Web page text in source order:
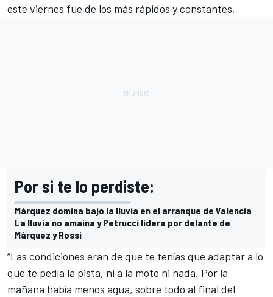
este viernes fue de los más rápidos y constantes.
Por si te lo perdiste:
Márquez domina bajo la lluvia en el arranque de Valencia
La lluvia no amaina y Petrucci lidera por delante de
Márquez y Rossi
“Las condiciones eran de que te tenías que adaptar a lo
que te pedía la pista, ni a la moto ni nada. Por la
mañana había menos agua, sobre todo al final del